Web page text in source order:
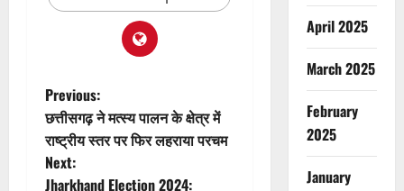
P
o
s
Previous:
छत्तीसगढ़ ने मत्स्य पालन के क्षेत्र में
राष्ट्रीय स्तर पर फिर लहराया परचम
Next:
Jharkhand Election 2024:
April 2025
March 2025
February
2025
January